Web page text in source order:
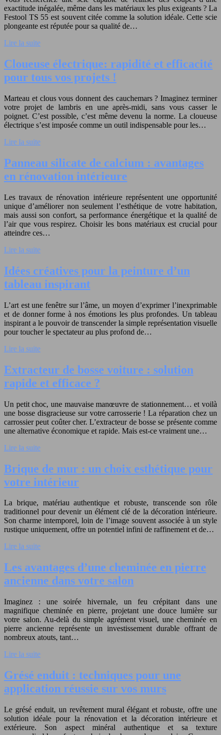
exactitude inégalée, même dans les matériaux les plus exigeants ? La
Festool TS 55 est souvent citée comme la solution idéale. Cette scie
plongeante est réputée pour sa qualité de…
Lire la suite
Cloueuse électrique: rapidité et efficacité
pour tous vos projets !
Marteau et clous vous donnent des cauchemars ? Imaginez terminer
votre projet de lambris en une après-midi, sans vous casser le
poignet. C’est possible, c’est même devenu la norme. La cloueuse
électrique s’est imposée comme un outil indispensable pour les…
Lire la suite
Panneau silicate de calcium : avantages
en rénovation intérieure
Les travaux de rénovation intérieure représentent une opportunité
unique d’améliorer non seulement l’esthétique de votre habitation,
mais aussi son confort, sa performance énergétique et la qualité de
l’air que vous respirez. Choisir les bons matériaux est crucial pour
atteindre ces…
Lire la suite
Idées créatives pour la peinture d’un
tableau inspirant
L’art est une fenêtre sur l’âme, un moyen d’exprimer l’inexprimable
et de donner forme à nos émotions les plus profondes. Un tableau
inspirant a le pouvoir de transcender la simple représentation visuelle
pour toucher le spectateur au plus profond de…
Lire la suite
Extracteur de bosse voiture : solution
rapide et efficace ?
Un petit choc, une mauvaise manœuvre de stationnement… et voilà
une bosse disgracieuse sur votre carrosserie ! La réparation chez un
carrossier peut coûter cher. L’extracteur de bosse se présente comme
une alternative économique et rapide. Mais est-ce vraiment une…
Lire la suite
Brique de mur : un choix esthétique pour
votre intérieur
La brique, matériau authentique et robuste, transcende son rôle
traditionnel pour devenir un élément clé de la décoration intérieure.
Son charme intemporel, loin de l’image souvent associée à un style
rustique uniquement, offre un potentiel infini de raffinement et de…
Lire la suite
Les avantages d’une cheminée en pierre
ancienne dans votre salon
Imaginez : une soirée hivernale, un feu crépitant dans une
magnifique cheminée en pierre, projetant une douce lumière sur
votre salon. Au-delà du simple agrément visuel, une cheminée en
pierre ancienne représente un investissement durable offrant de
nombreux atouts, tant…
Lire la suite
Grésé enduit : techniques pour une
application réussie sur vos murs
Le grésé enduit, un revêtement mural élégant et robuste, offre une
solution idéale pour la rénovation et la décoration intérieure et
extérieure. Son aspect minéral authentique et sa texture